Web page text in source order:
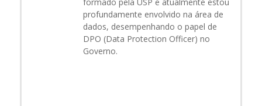
profundamente envolvido na área de
dados, desempenhando o papel de
DPO (Data Protection Officer) no
Governo.